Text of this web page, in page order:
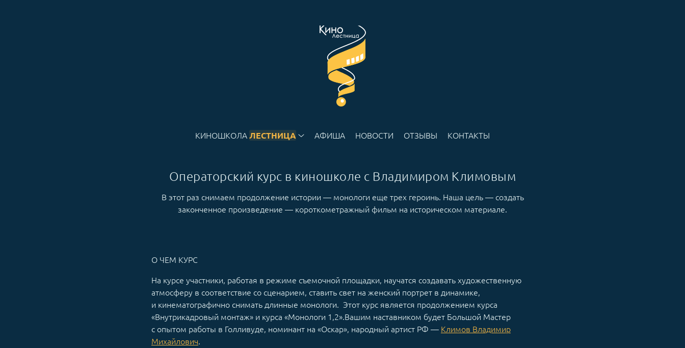
КИНОШКОЛАЛЕСТНИЦА АФИША НОВОСТИ ОТЗЫВЫ КОНТАКТЫ
Операторский курс в киношколе с Владимиром Климовым
В этот раз снимаем продолжение истории — монологи еще трех героинь. Наша цель — создать
законченное произведение — короткометражный фильм на историческом материале.
О ЧЕМ КУРС
На курсе участники, работая в режиме съемочной площадки, научатся создавать художественную
атмосферу в соответствие со сценарием, ставить свет на женский портрет в динамике,
и кинематографично снимать длинные монологи. Этот курс является продолжением курса
«Внутрикадровый монтаж» и курса «Монологи 1,2».Вашим наставником будет Большой Мастер
с опытом работы в Голливуде, номинант на «Оскар», народный артист РФ — Климов Владимир
Михайлович.